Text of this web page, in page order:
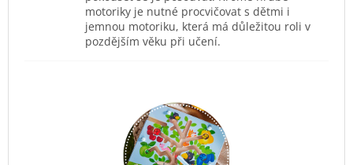
motoriky je nutné procvičovat s dětmi i
jemnou motoriku, která má důležitou roli v
pozdějším věku při učení.